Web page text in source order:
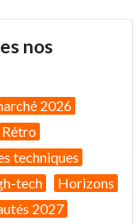
nos
2026
Rétro
techniques
tech
Horizons
2027